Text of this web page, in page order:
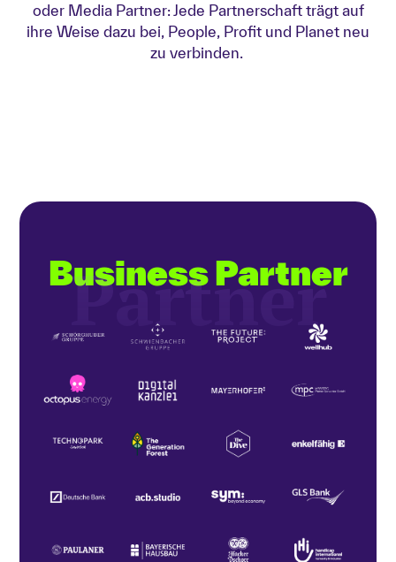
oder Media Partner: Jede Partnerschaft trägt auf
ihre Weise dazu bei, People, Profit und Planet neu
zu verbinden.
Business Partner
Partner